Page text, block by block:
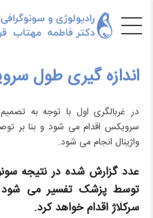
اندازه گیری طول
در غربالگری اول با توجه به
سرویکس اقدام می شود و بنا بر
واژینال انجام می شود.
عدد گزارش شده در نتیجه
توسط پزشک تفسیر می شود
سرکلاژ اقدام خواهد کرد.